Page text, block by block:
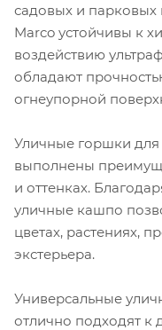
садовых и парковых
Marco устойчивы к
воздействию
обладают
огнеупорной
Уличные горшки для
выполнены
и оттенках.
уличные кашпо
цветах, растениях,
экстерьера.
Универсальные
отлично подходят к